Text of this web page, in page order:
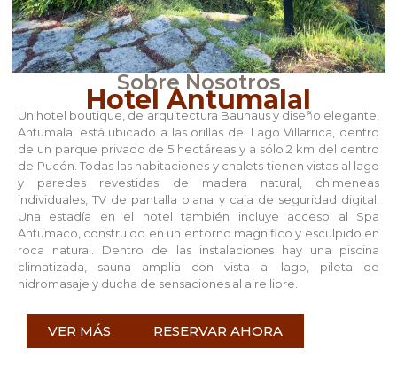
Sobre Nosotros
Hotel Antumalal
Un hotel boutique, de arquitectura Bauhaus y diseño elegante,
Antumalal está ubicado a las orillas del Lago Villarrica, dentro
de un parque privado de 5 hectáreas y a sólo 2 km del centro
de Pucón. Todas las habitaciones y chalets tienen vistas al lago
y paredes revestidas de madera natural, chimeneas
individuales, TV de pantalla plana y caja de seguridad digital.
Una estadía en el hotel también incluye acceso al Spa
Antumaco, construido en un entorno magnífico y esculpido en
roca natural. Dentro de las instalaciones hay una piscina
climatizada, sauna amplia con vista al lago, pileta de
hidromasaje y ducha de sensaciones al aire libre.
VER MÁS RESERVAR AHORA